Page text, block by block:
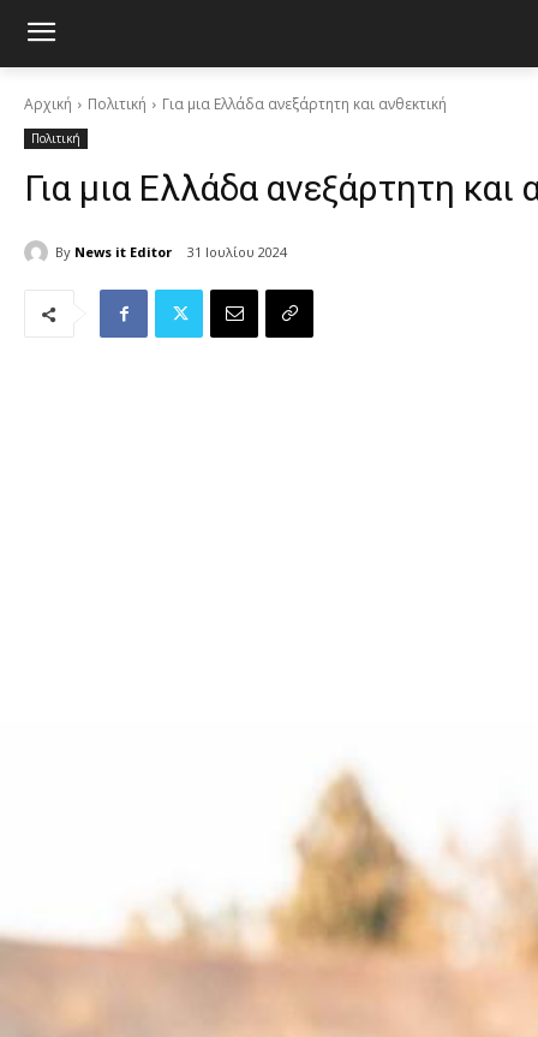
Αρχική Πολιτική Για μια Ελλάδα ανεξάρτητη και ανθεκτική
Πολιτική
Για μια Ελλάδα ανεξάρτητη και
By News it Editor 31 Ιουλίου 2024